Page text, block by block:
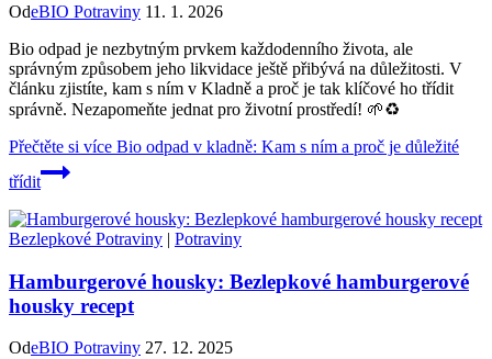
OdeBIO Potraviny 11. 1. 2026
Bio odpad je nezbytným prvkem každodenního života, ale
správným způsobem jeho likvidace ještě přibývá na důležitosti. V
článku zjistíte, kam s ním v Kladně a proč je tak klíčové ho třídit
správně. Nezapomeňte jednat pro životní prostředí! 🌱♻️
Přečtěte si více Bio odpad v kladně: Kam s ním a proč je důležité
třídit
Bezlepkové Potraviny | Potraviny
Hamburgerové housky: Bezlepkové hamburgerové
housky recept
OdeBIO Potraviny 27. 12. 2025